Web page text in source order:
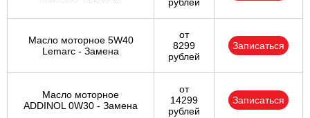
рублей
Масло моторное 5W40
Lemarc - Замена
от
8299
рублей
Записаться
Масло моторное
ADDINOL 0W30 - Замена
от
14299
рублей
Записаться